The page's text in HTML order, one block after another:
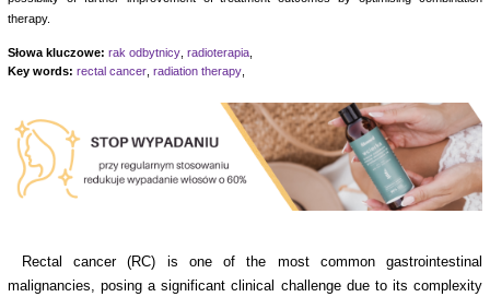
therapy.
Słowa kluczowe: rak odbytnicy, radioterapia,
Key words: rectal cancer, radiation therapy,
Rectal cancer (RC) is one of the most common gastrointestinal
malignancies, posing a significant clinical challenge due to its complexity